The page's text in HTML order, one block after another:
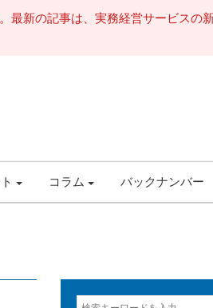
新の記事は、実務経営サービスの
コラム バックナンバー